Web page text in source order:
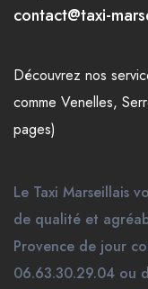
contact@taxi-
Découvrez nos
comme Venelles,
pages)
Le Taxi Marseillais
de qualité et
Provence de jour
06.63.30.29.04 ou